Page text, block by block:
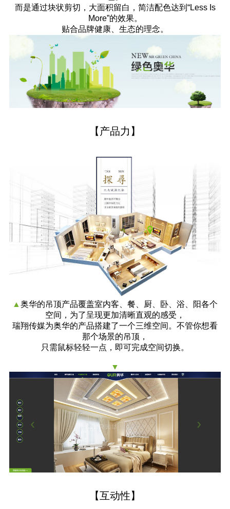
而是通过块状剪切，大面积留白，简洁配色达到“Less Is
More”的效果。
贴合品牌健康、生态的理念。
【产品力】
▲ 奥华的吊顶产品覆盖室内客、餐、厨、卧、浴、阳各个
空间，为了呈现更加清晰直观的感受，
瑞翔传媒为奥华的产品搭建了一个三维空间。不管你想看
那个场景的吊顶，
只需鼠标轻轻一点，即可完成空间切换。
▼
【互动性】